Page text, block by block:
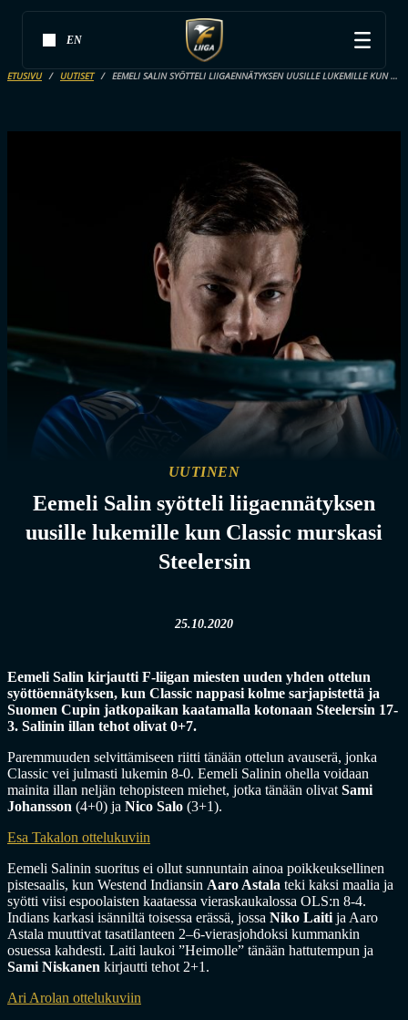
EN
ETUSIVU UUTISET EEMELI SALIN SYÖTTELI LIIGAENNÄTYKSEN UUSILLE LUKEMILLE KUN CLASSIC MURSKASI STEELERSIN
UUTINEN
Eemeli Salin syötteli liigaennätyksen
uusille lukemille kun Classic murskasi
Steelersin
25.10.2020
Eemeli Salin kirjautti F-liigan miesten uuden yhden ottelun
syöttöennätyksen, kun Classic nappasi kolme sarjapistettä ja
Suomen Cupin jatkopaikan kaatamalla kotonaan Steelersin 17-
3. Salinin illan tehot olivat 0+7.
Paremmuuden selvittämiseen riitti tänään ottelun avauserä, jonka
Classic vei julmasti lukemin 8-0. Eemeli Salinin ohella voidaan
mainita illan neljän tehopisteen miehet, jotka tänään olivat Sami
Johansson (4+0) ja Nico Salo (3+1).
Esa Takalon ottelukuviin
Eemeli Salinin suoritus ei ollut sunnuntain ainoa poikkeuksellinen
pistesaalis, kun Westend Indiansin Aaro Astala teki kaksi maalia ja
syötti viisi espoolaisten kaataessa vieraskaukalossa OLS:n 8-4.
Indians karkasi isänniltä toisessa erässä, jossa Niko Laiti ja Aaro
Astala muuttivat tasatilanteen 2–6-vierasjohdoksi kummankin
osuessa kahdesti. Laiti laukoi ”Heimolle” tänään hattutempun ja
Sami Niskanen kirjautti tehot 2+1.
Ari Arolan ottelukuviin